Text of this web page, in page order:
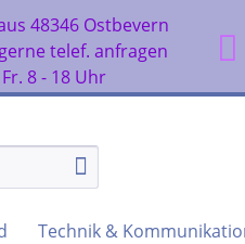
48346 Ostbevern
telef. anfragen
8 - 18 Uhr
Technik &